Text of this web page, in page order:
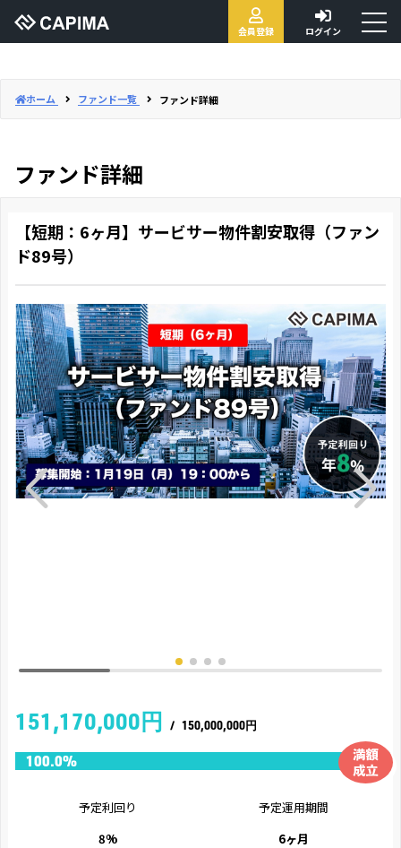
会員登録 ログイン
ホーム ファンド一覧 ファンド詳細
ファンド詳細
【短期：6ヶ月】サービサー物件割安取得（ファン
ド89号）
151,170,000円 / 150,000,000円
予定利回り
8%
予定運用期間
6ヶ月